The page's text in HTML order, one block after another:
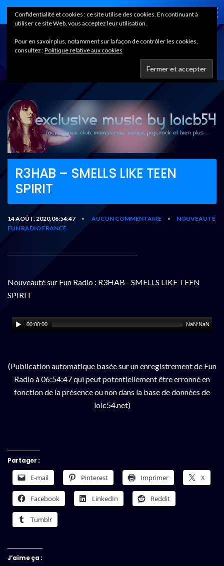
Home
R3HAB – SMELLS LIKE TEEN
SPIRIT
14 AOÛT, 2020,06:54:47 • AUCUN COMMENTAIRE •
NOUVEAUTÉ
FUN RADIO FRANCE
Nouveauté sur Fun Radio : R3HAB - SMELLS LIKE TEEN
SPIRIT
00:00:00 NaN:NaN
(Publication automatique basée sur un enregistrement de Fun
Radio à 06:54:47 qui peut potentiellement être erronné en
fonction de la présence ou non dans la base de données de
loic54.net)
Partager :
E-mail Pinterest Imprimer X
Facebook LinkedIn Reddit
Tumblr
J’aime ça :
Confidentialité et cookies : ce site utilise des cookies. En continuant à
utiliser ce site Web, vous acceptez leur utilisation.
Pour en savoir plus, notamment sur la façon de contrôler les cookies,
consultez :Politique relative aux cookies